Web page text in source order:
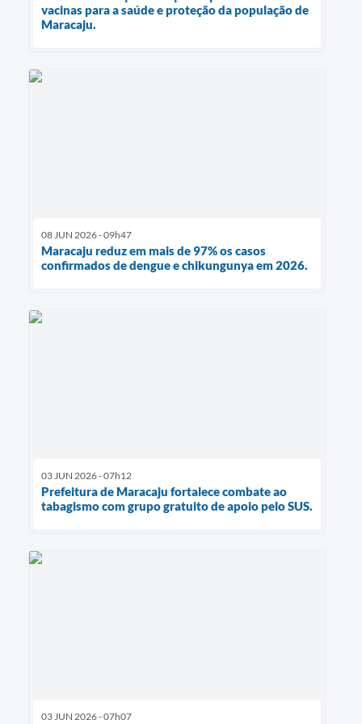
vacinas para a saúde e proteção da população de
Maracaju.
08 JUN 2026 - 09h47
Maracaju reduz em mais de 97% os casos
confirmados de dengue e chikungunya em 2026.
03 JUN 2026 - 07h12
Prefeitura de Maracaju fortalece combate ao
tabagismo com grupo gratuito de apoio pelo SUS.
03 JUN 2026 - 07h07